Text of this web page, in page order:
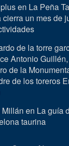
en La Peña
cierra un mes de
de la torre
Antonio
de la
de los toreros
en La guía
taurina